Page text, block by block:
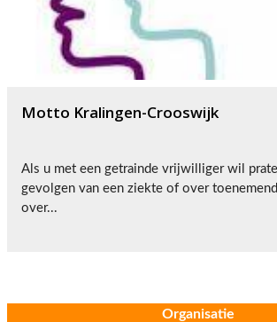
Organisatie
Motto Kralingen-Crooswijk
Als u met een getrainde vrijwilliger wil
gevolgen van een ziekte of over
over...